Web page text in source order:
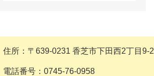
住所：〒639-0231 香芝市下田西2丁目9-
電話番号：0745-76-0958